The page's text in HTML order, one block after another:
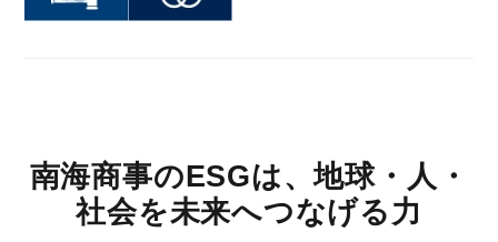
南海商事のESGは、地球・人・
社会を未来へつなげる力